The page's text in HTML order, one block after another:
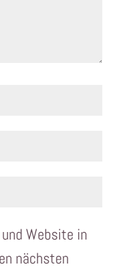
Website in
nächsten